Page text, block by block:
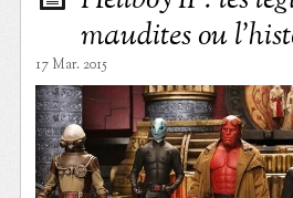
maudites ou
17 Mar. 2015